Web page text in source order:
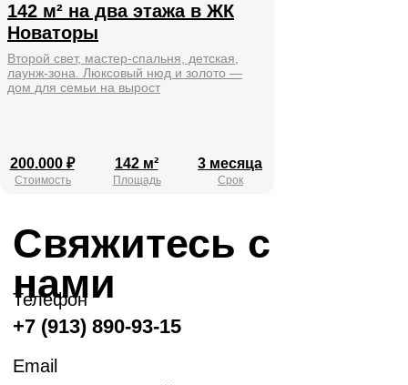
142 м² на два этажа в ЖК
Новаторы
Второй свет, мастер-спальня, детская,
лаунж-зона. Люксовый нюд и золото —
дом для семьи на вырост
Срок
Стоимость
3 месяца
142 м²
200.000 ₽
Площадь